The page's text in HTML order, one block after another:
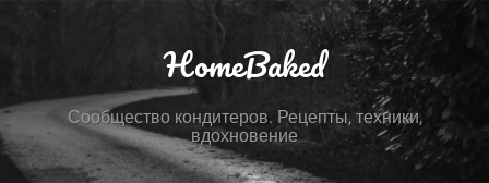
HomeBaked
Сообщество кондитеров. Рецепты, техники,
вдохновение